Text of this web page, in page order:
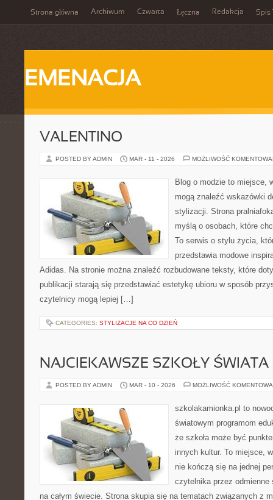
Strona główna Archiwum Czwarta Łęczna Redakcja Spis
EMENACJA
VALENTINO
POSTED BY ADMIN MAR - 11 - 2026 MOŻLIWOŚĆ
Blog o modzie to miejsce,
mogą znaleźć wskazówki
stylizacji. Strona
myślą o osobach, które
To serwis o stylu życia,
przedstawia modowe
Adidas. Na stronie można znaleźć rozbudowane teksty, które
publikacji starają się przedstawiać estetykę ubioru w sposób
czytelnicy mogą lepiej […]
CATEGORIES: STYLIZACJE NA CO DZIEŃ
NAJCIEKAWSZE SZKOŁY ŚWIATA
POSTED BY ADMIN MAR - 10 - 2026 MOŻLIWOŚĆ
szkolakamionka.pl to
światowym programom
że szkoła może być
innych kultur. To miejsce,
nie kończą się na jednej
czytelnika przez odmienne
na całym świecie. Strona skupia się na tematach związanych z